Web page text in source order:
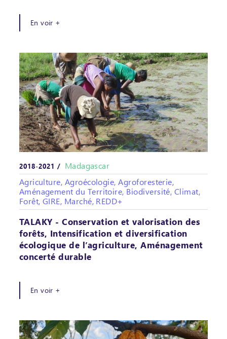
En voir +
2018-2021 / Madagascar
Agriculture, Agroécologie, Agroforesterie,
Aménagement du Territoire, Biodiversité, Climat,
Forêt, GIRE, Marché, REDD+
TALAKY - Conservation et valorisation des
forêts, Intensification et diversification
écologique de l’agriculture, Aménagement
concerté durable
En voir +